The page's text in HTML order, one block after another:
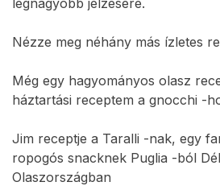
legnagyobb jelzésére.
Nézze meg néhány más ízletes
Még egy hagyományos olasz
háztartási receptem a gnocchi -
Jim receptje a Taralli -nak, egy
ropogós snacknek Puglia -ból
Olaszországban